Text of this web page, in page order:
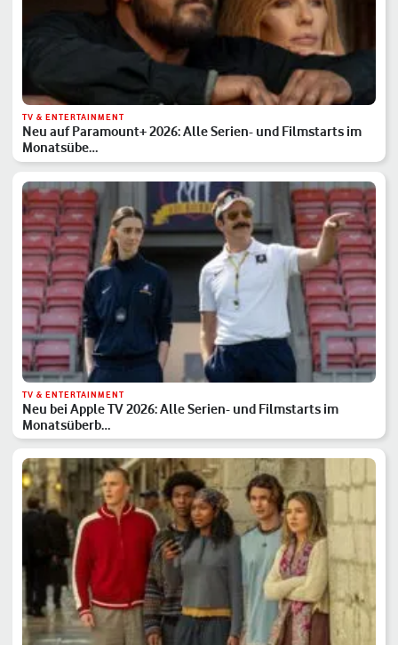
TV & ENTERTAINMENT
Neu auf Paramount+ 2026: Alle Serien- und Filmstarts im
Monatsübe…
TV & ENTERTAINMENT
Neu bei Apple TV 2026: Alle Serien- und Filmstarts im
Monatsüberb…